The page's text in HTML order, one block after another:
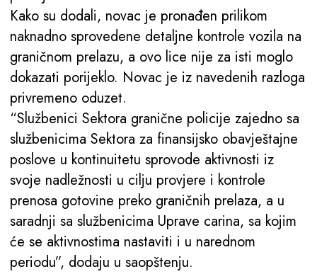
Kako su dodali, novac je pronađen prilikom
naknadno sprovedene detaljne kontrole vozila na
graničnom prelazu, a ovo lice nije za isti moglo
dokazati porijeklo. Novac je iz navedenih razloga
privremeno oduzet.
“Službenici Sektora granične policije zajedno sa
službenicima Sektora za finansijsko obavještajne
poslove u kontinuitetu sprovode aktivnosti iz
svoje nadležnosti u cilju provjere i kontrole
prenosa gotovine preko graničnih prelaza, a u
saradnji sa službenicima Uprave carina, sa kojim
će se aktivnostima nastaviti i u narednom
periodu”, dodaju u saopštenju.